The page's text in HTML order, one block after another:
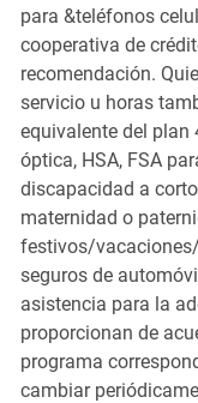
para &teléfonos
cooperativa de
recomendación.
servicio u horas
equivalente del
óptica, HSA, FSA
discapacidad a
maternidad o
festivos/
seguros de
asistencia para la
proporcionan de
programa
cambiar